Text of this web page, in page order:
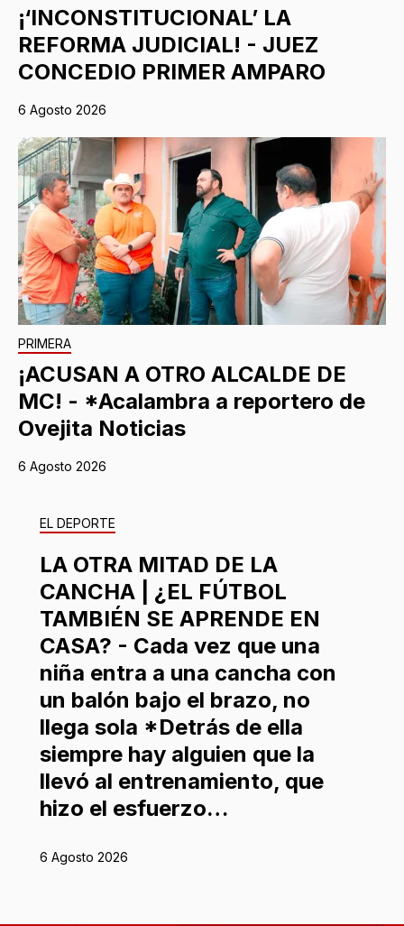
¡‘INCONSTITUCIONAL’ LA
REFORMA JUDICIAL! - JUEZ
CONCEDIO PRIMER AMPARO
6 Agosto 2026
PRIMERA
¡ACUSAN A OTRO ALCALDE DE
MC! - *Acalambra a reportero de
Ovejita Noticias
6 Agosto 2026
EL DEPORTE
LA OTRA MITAD DE LA
CANCHA | ¿EL FÚTBOL
TAMBIÉN SE APRENDE EN
CASA? - Cada vez que una
niña entra a una cancha con
un balón bajo el brazo, no
llega sola *Detrás de ella
siempre hay alguien que la
llevó al entrenamiento, que
hizo el esfuerzo…
6 Agosto 2026